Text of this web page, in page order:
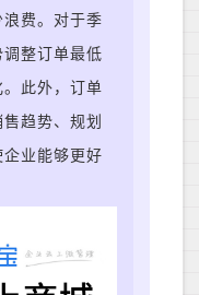
费。对于季
整订单最低
此外，订单
趋势、规划
业能够更好